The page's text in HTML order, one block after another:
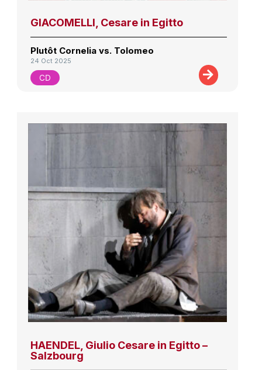
GIACOMELLI, Cesare in Egitto
Plutôt Cornelia vs. Tolomeo
24 Oct 2025
CD
HAENDEL, Giulio Cesare in Egitto –
Salzbourg